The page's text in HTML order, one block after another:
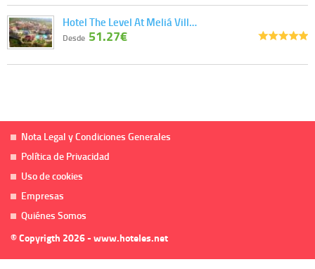
Hotel The Level At Meliá Vill…
Desde 51.27€
Nota Legal y Condiciones Generales
Política de Privacidad
Uso de cookies
Empresas
Quiénes Somos
© Copyrigth 2026 - www.hoteles.net